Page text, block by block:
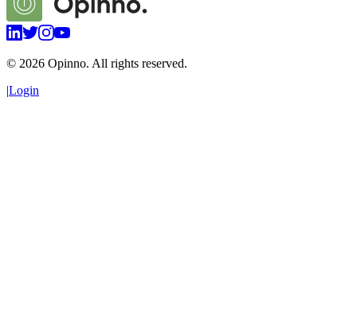
© 2026 Opinno. All rights reserved.
|Login